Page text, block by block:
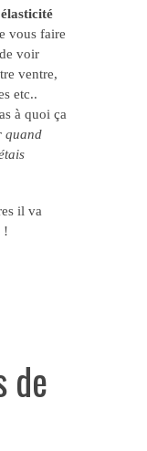
vous faire
voir
ventre,
etc..
à quoi ça
quand
il va
!
de